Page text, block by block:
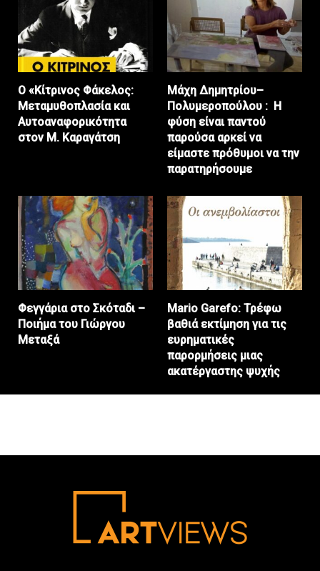
Ο «Κίτρινος Φάκελος:
Μεταμυθοπλασία και
Αυτοαναφορικότητα
στον Μ. Καραγάτση
Μάχη Δημητρίου–
Πολυμεροπούλου : Η
φύση είναι παντού
παρούσα αρκεί να
είμαστε πρόθυμοι να την
παρατηρήσουμε
Φεγγάρια στο Σκόταδι –
Ποιήμα του Γιώργου
Μεταξά
Mario Garefo: Τρέφω
βαθιά εκτίμηση για τις
ευρηματικές
παρορμήσεις μιας
ακατέργαστης ψυχής